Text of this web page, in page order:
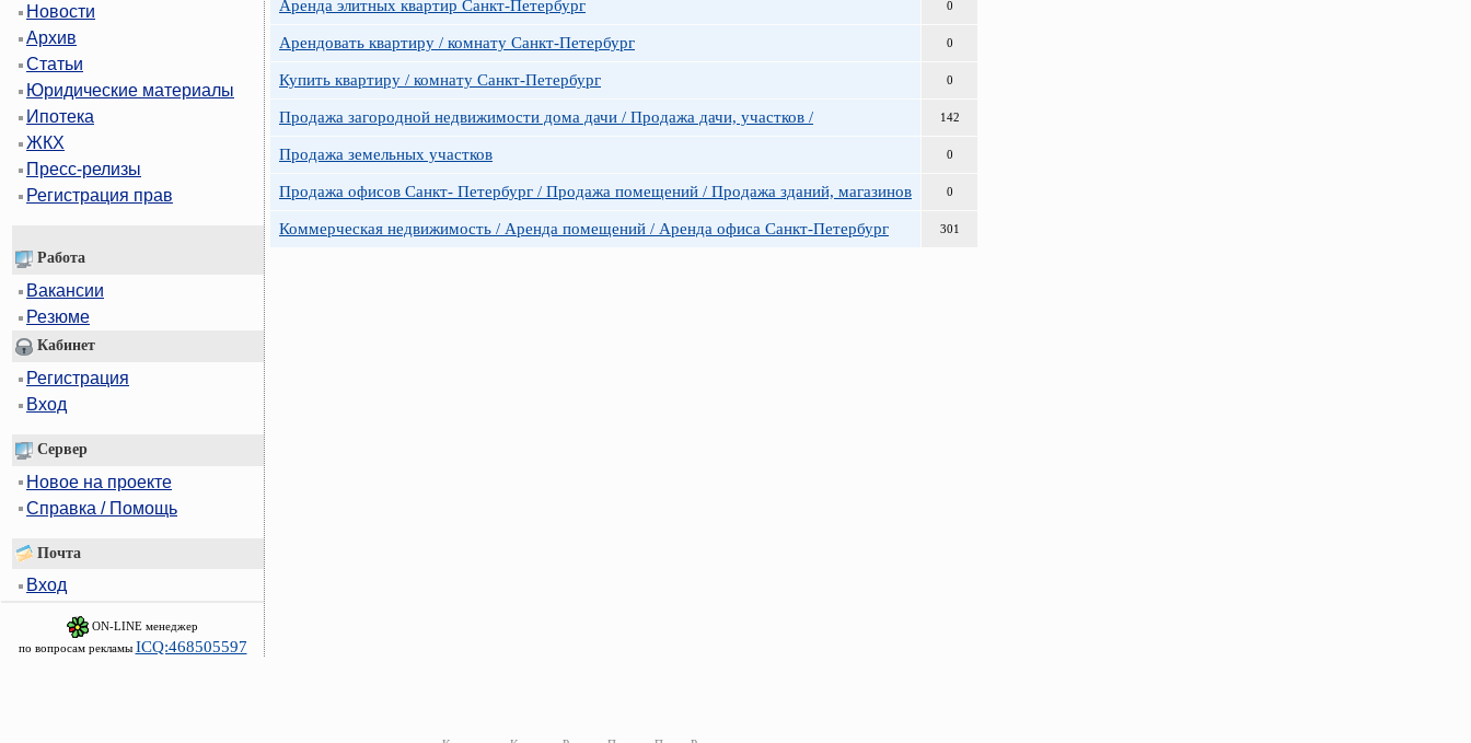
Новости
Архив
Статьи
Юридические материалы
Ипотека
ЖКХ
Пресс-релизы
Регистрация прав
Работа
Вакансии
Резюме
Кабинет
Регистрация
Вход
Сервер
Новое на проекте
Справка / Помощь
Почта
Вход
ON-LINE менеджер
по вопросам рекламы ICQ:468505597
Аренда элитных квартир Санкт-Петербург 0
Арендовать квартиру / комнату Санкт-Петербург 0
Купить квартиру / комнату Санкт-Петербург 0
Продажа загородной недвижимости дома дачи / Продажа дачи, участков / 142
Продажа земельных участков 0
Продажа офисов Санкт- Петербург / Продажа помещений / Продажа зданий, магазинов 0
Коммерческая недвижимость / Аренда помещений / Аренда офиса Санкт-Петербург 301